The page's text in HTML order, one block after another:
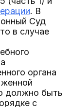
. В
Суд
в случае
органа
должно быть
с